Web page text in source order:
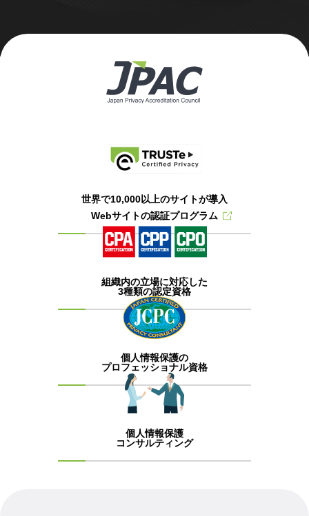
世界で10,000以上のサイトが導入
Webサイトの認証プログラム
組織内の立場に対応した
3種類の認定資格
個人情報保護の
プロフェッショナル資格
個人情報保護
コンサルティング